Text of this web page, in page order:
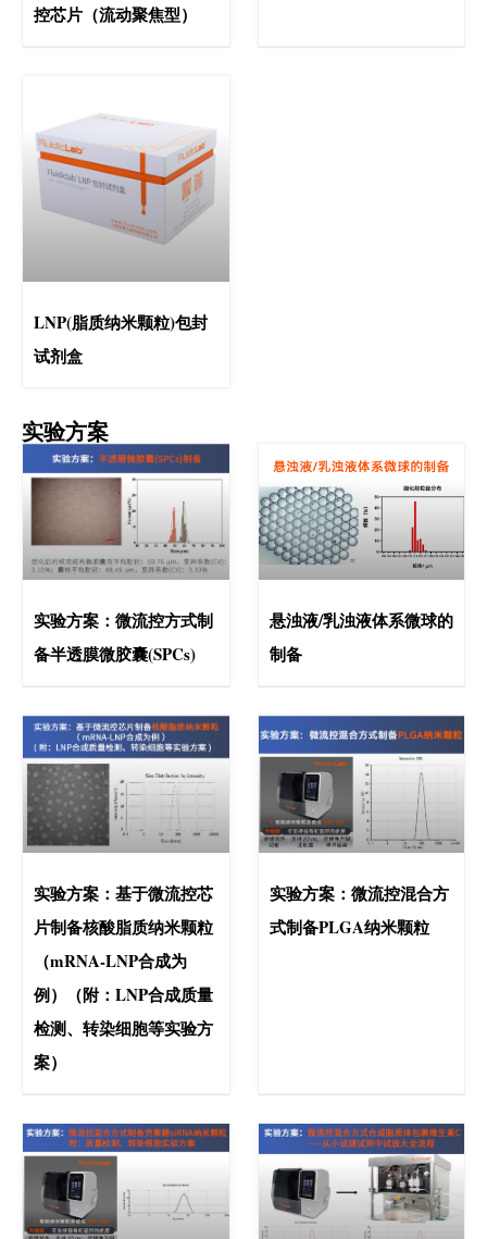
控芯片（流动聚焦型）
LNP(脂质纳米颗粒)包封
试剂盒
实验方案
实验方案：微流控方式制
备半透膜微胶囊(SPCs)
悬浊液/乳浊液体系微球的
制备
实验方案：基于微流控芯
片制备核酸脂质纳米颗粒
（mRNA-LNP合成为
例）（附：LNP合成质量
检测、转染细胞等实验方
案）
实验方案：微流控混合方
式制备PLGA纳米颗粒